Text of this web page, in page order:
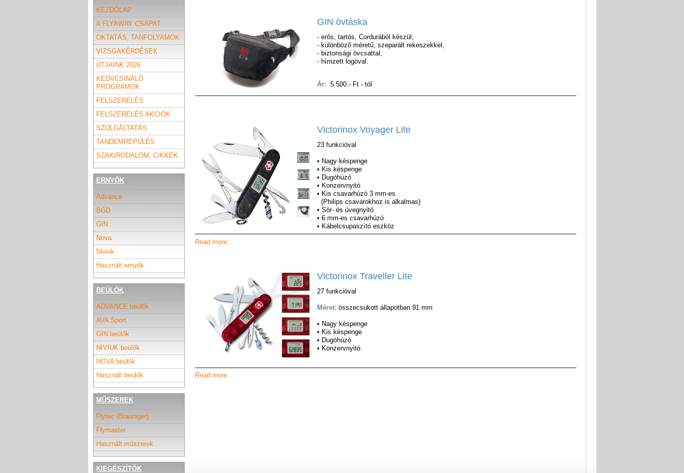
KEZDŐLAP
A FLYAWAY CSAPAT
OKTATÁS, TANFOLYAMOK
VIZSGAKÉRDÉSEK
ÚTJAINK 2026
KEDVCSINÁLÓ
PROGRAMOK
FELSZERELÉS
FELSZERELÉS AKCIÓK
SZOLGÁLTATÁS
TANDEMREPÜLÉS
SZAKIRODALOM, CIKKEK
ERNYŐK
Advance
BGD
GIN
Nova
Niviuk
Használt ernyők
BEÜLŐK
ADVANCE beülők
AVA Sport
GIN beülők
NIVIUK beülők
NOVA beülők
Használt beülők
MŰSZEREK
Flytec (Brauniger)
Flymaster
Használt műszerek
KIEGÉSZÍTŐK
GIN övtáska
- erős, tartós, Cordurából készül,
- különböző méretű, szeparált rekeszekkel,
- biztonsági övcsattal,
- hímzett logóval.
Ár: 5.500.- Ft - tól
Victorinox Voyager Lite
23 funkcióval
• Nagy késpenge
• Kis késpenge
• Dugóhúzó
• Konzervnyitó
• Kis csavarhúzó 3 mm-es
(Philips csavarokhoz is alkalmas)
• Sör- és üvegnyitó
• 6 mm-es csavarhúzó
• Kábelcsupaszító eszköz
Read more...
Victorinox Traveller Lite
27 funkcióval
Méret: összecsukott állapotban 91 mm
• Nagy késpenge
• Kis késpenge
• Dugóhúzó
• Konzervnyitó
Read more...